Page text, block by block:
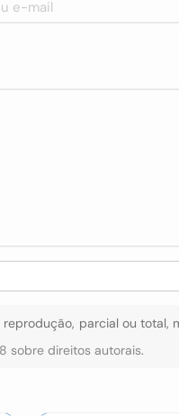
parcial ou total,
sobre direitos autorais.